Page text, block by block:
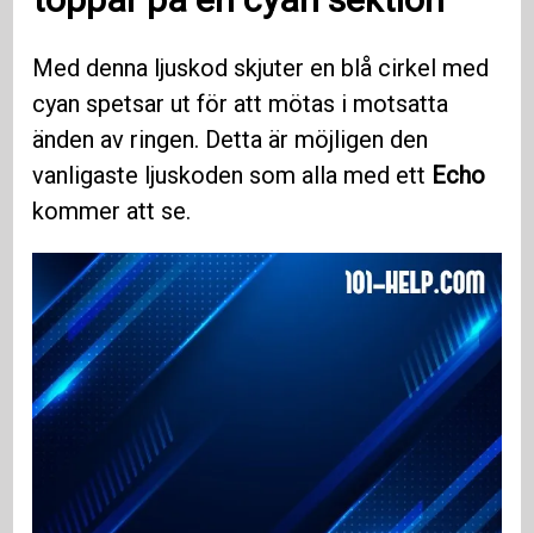
Med denna ljuskod skjuter en blå cirkel med
cyan spetsar ut för att mötas i motsatta
änden av ringen. Detta är möjligen den
vanligaste ljuskoden som alla med ett Echo
kommer att se.